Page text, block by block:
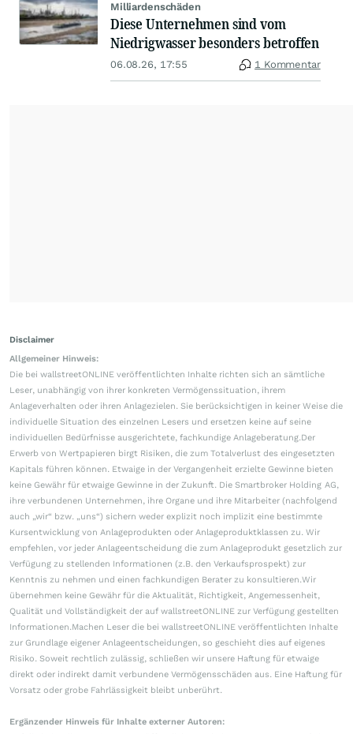
Milliardenschäden
Diese Unternehmen sind vom
Niedrigwasser besonders betroffen
06.08.26, 17:55 1 Kommentar
Disclaimer
Allgemeiner Hinweis:
Die bei wallstreetONLINE veröffentlichten Inhalte richten sich an sämtliche
Leser, unabhängig von ihrer konkreten Vermögenssituation, ihrem
Anlageverhalten oder ihren Anlagezielen. Sie berücksichtigen in keiner Weise die
individuelle Situation des einzelnen Lesers und ersetzen keine auf seine
individuellen Bedürfnisse ausgerichtete, fachkundige Anlageberatung.Der
Erwerb von Wertpapieren birgt Risiken, die zum Totalverlust des eingesetzten
Kapitals führen können. Etwaige in der Vergangenheit erzielte Gewinne bieten
keine Gewähr für etwaige Gewinne in der Zukunft. Die Smartbroker Holding AG,
ihre verbundenen Unternehmen, ihre Organe und ihre Mitarbeiter (nachfolgend
auch „wir“ bzw. „uns“) sichern weder explizit noch implizit eine bestimmte
Kursentwicklung von Anlageprodukten oder Anlageproduktklassen zu. Wir
empfehlen, vor jeder Anlageentscheidung die zum Anlageprodukt gesetzlich zur
Verfügung zu stellenden Informationen (z.B. den Verkaufsprospekt) zur
Kenntnis zu nehmen und einen fachkundigen Berater zu konsultieren.Wir
übernehmen keine Gewähr für die Aktualität, Richtigkeit, Angemessenheit,
Qualität und Vollständigkeit der auf wallstreetONLINE zur Verfügung gestellten
Informationen.Machen Leser die bei wallstreetONLINE veröffentlichten Inhalte
zur Grundlage eigener Anlageentscheidungen, so geschieht dies auf eigenes
Risiko. Soweit rechtlich zulässig, schließen wir unsere Haftung für etwaige
direkt oder indirekt damit verbundene Vermögensschäden aus. Eine Haftung für
Vorsatz oder grobe Fahrlässigkeit bleibt unberührt.
Ergänzender Hinweis für Inhalte externer Autoren: